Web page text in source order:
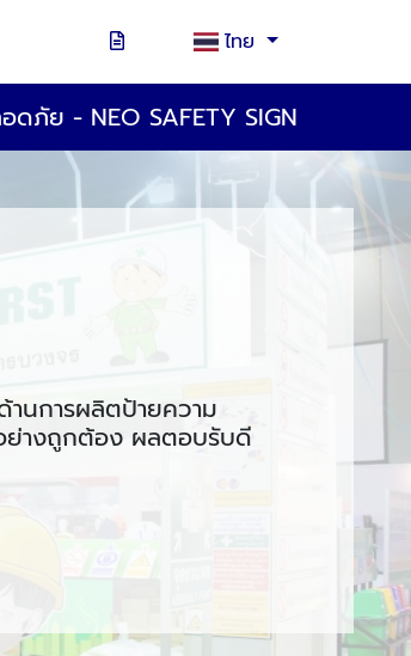
ไทย
ดภัย - NEO SAFETY SIGN
นการผลิตป้ายความ
ย่างถูกต้อง ผลตอบรับดี